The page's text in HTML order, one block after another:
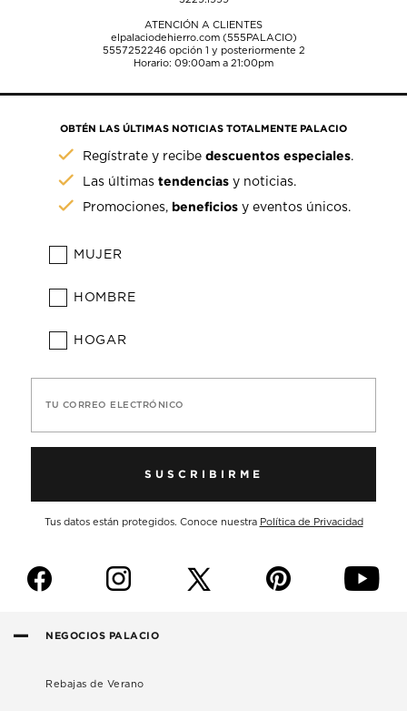
ATENCIÓN A CLIENTES
elpalaciodehierro.com (555PALACIO)
5557252246opción 1 y posteriormente 2
Horario: 09:00am a 21:00pm
OBTÉN LAS ÚLTIMAS NOTICIAS TOTALMENTE PALACIO
Regístrate y recibedescuentos especiales.
Las últimastendencias y noticias.
Promociones, beneficios y eventos únicos.
MUJER
HOMBRE
HOGAR
TU CORREO ELECTRÓNICO
SUSCRIBIRME
Tus datos están protegidos. Conoce nuestra Política de Privacidad
f i p y
NEGOCIOS PALACIO
Rebajas de Verano